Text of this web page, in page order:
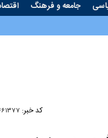
جامعه و فرهنگ
کد خبر: